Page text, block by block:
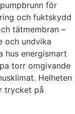
för
och fuktskydd
tätmembran –
och undvika
hus energismart
torr omgivande
Helheten
trycket på